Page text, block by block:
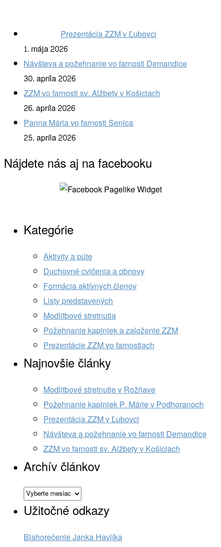
Prezentácia ZZM v Ľubovci
1. mája 2026
Návšteva a požehnanie vo farnosti Demandice
30. apríla 2026
ZZM vo farnosti sv. Alžbety v Košiciach
26. apríla 2026
Panna Mária vo farnosti Senica
25. apríla 2026
Nájdete nás aj na facebooku
Kategórie
Aktivity a púte
Duchovné cvičenia a obnovy
Formácia aktívnych členov
Listy predstavených
Modlitbové stretnutia
Požehnanie kaplniek a založenie ZZM
Prezentácie ZZM vo farnostiach
Najnovšie články
Modlitbové stretnutie v Rožňave
Požehnanie kaplniek P. Márie v Podhoranoch
Prezentácia ZZM v Ľubovci
Návšteva a požehnanie vo farnosti Demandice
ZZM vo farnosti sv. Alžbety v Košiciach
Archív článkov
Archív
článkov
Užitočné odkazy
Blahorečenie Janka Havlíka